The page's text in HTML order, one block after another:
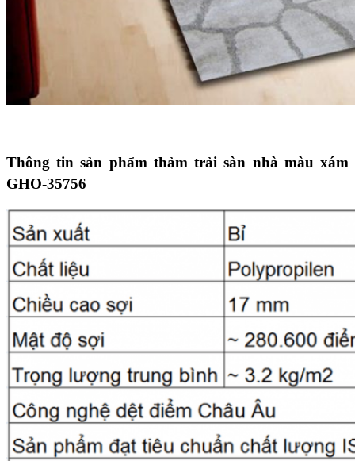
Thông tin sản phẩm thảm trải sàn nhà màu xám
GHO-35756